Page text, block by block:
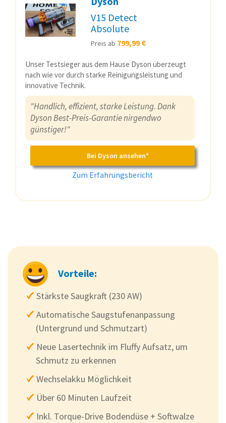
V15 Detect
Absolute
Preis ab 799,99 €
Unser Testsieger aus dem Hause Dyson überzeugt
nach wie vor durch starke Reinigungsleistung und
innovative Technik.
"Handlich, effizient, starke Leistung. Dank
Dyson Best-Preis-Garantie nirgendwo
günstiger!"
Bei Dyson ansehen*
Zum Erfahrungsbericht
Vorteile:
Stärkste Saugkraft (230 AW)
Automatische Saugstufenanpassung
(Untergrund und Schmutzart)
Neue Lasertechnik im Fluffy Aufsatz, um
Schmutz zu erkennen
Wechselakku Möglichkeit
Über 60 Minuten Laufzeit
Inkl. Torque-Drive Bodendüse + Softwalze